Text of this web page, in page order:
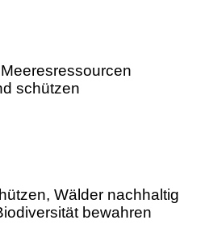
schützen
Wälder nachhaltig
bewahren